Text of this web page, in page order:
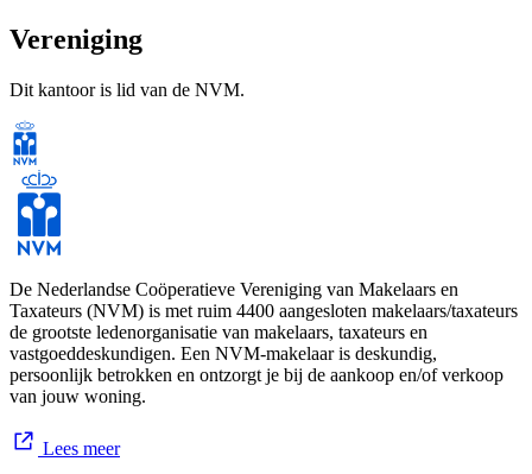
niet in termen als ‘klanten’ en ‘panden’, maar helpen mensen die een
thuis willen kopen of verkopen. We zoeken altijd naar nieuwe
innoveren om innovatief te zijn, maar om samen betere resultaten te
halen.
Jouw inzet is daarbij belangrijk. Maar, je zit niet te wachten op
eindeloze formulieren of ingewikkelde vaktermen. Dat nemen wij
voor onze rekening. Jij krijgt alleen te maken met zaken waar je iets
mee kunt. Uiteindelijk maak je de juiste keuze met zo min mogelijk
stress. Jouw daarbij helpen, dát is ons vak.
Vereniging
Dit kantoor is lid van de NVM.
De Nederlandse Coöperatieve Vereniging van Makelaars en
Taxateurs (NVM) is met ruim 4400 aangesloten makelaars/taxateurs
de grootste ledenorganisatie van makelaars, taxateurs en
vastgoeddeskundigen. Een NVM-makelaar is deskundig,
persoonlijk betrokken en ontzorgt je bij de aankoop en/of verkoop
van jouw woning.
Lees meer